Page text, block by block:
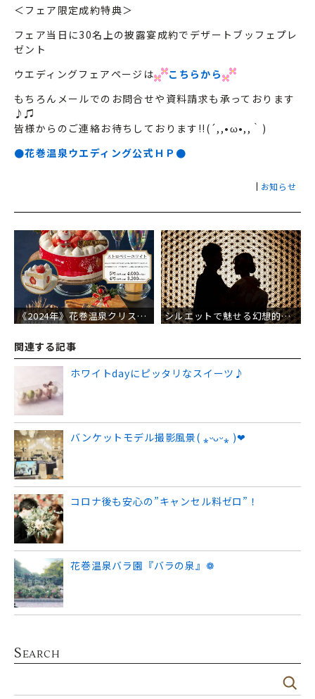
＜フェア限定成約特典＞
フェア当日に30名上の披露宴成約でデザートブッフェプレ
ゼント
ウエディングフェアページは
こちらから
もちろんメールでのお問合せや資料請求も承っております
♪♫
皆様からのご連絡お待ちしております!!(´,,•ω•,,｀)
●花巻温泉ウエディング公式ＨＰ●
お知らせ
ゲ
ー
ン
《2024年》花巻温泉クリスマスケーキご予約受付中♪ シルエットで魅せる幻想的な瞬間.｡.:*･ﾟ♡★♡ﾟ
関連する記事
ホワイトdayにピッタリなスイーツ♪
バンケットモデル撮影風景( ⁎ᵕᴗᵕ⁎ )❤︎
コロナ後も安心の”キャンセル料ゼロ”！
花巻温泉バラ園『バラの泉』❁
SEARCH